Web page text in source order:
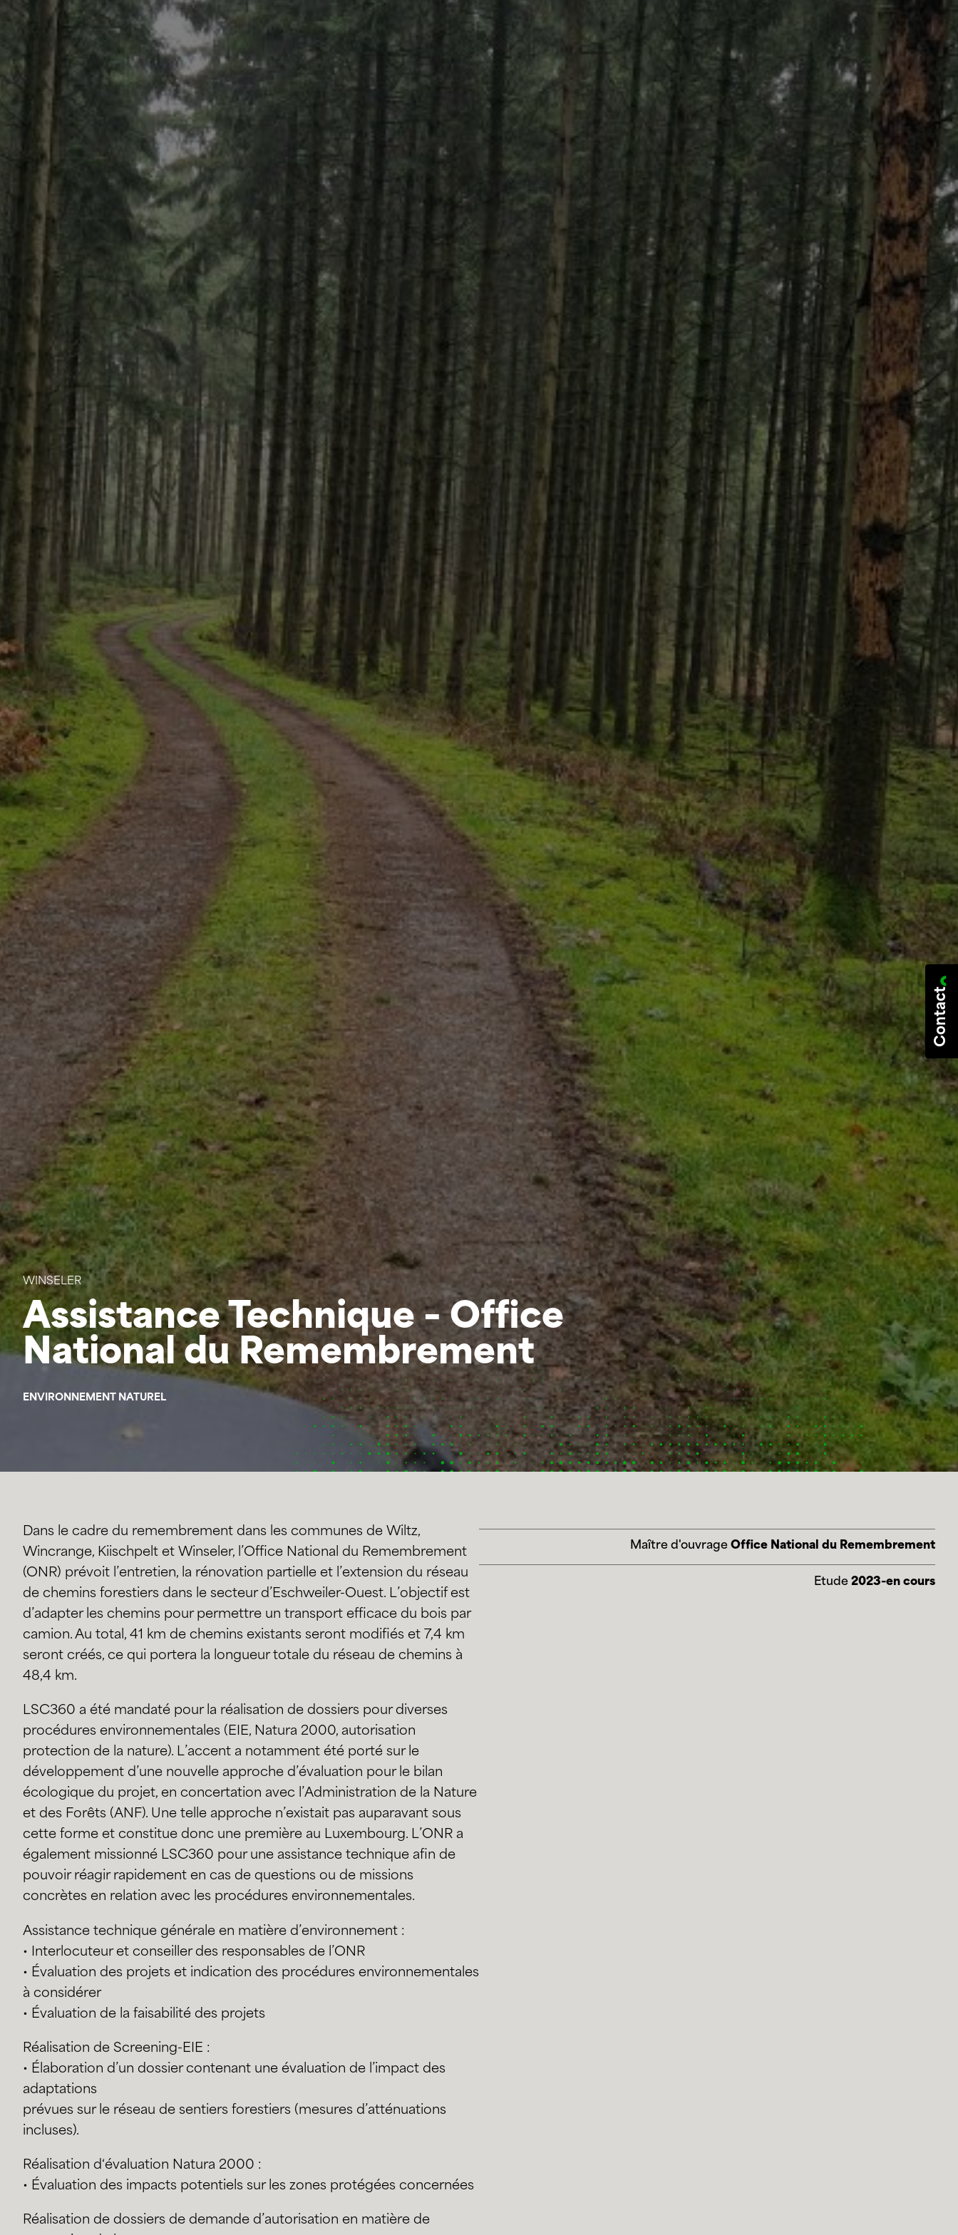
Contact
WINSELER
Assistance Technique – Office
National du Remembrement
ENVIRONNEMENT NATUREL
Dans le cadre du remembrement dans les communes de Wiltz,
Wincrange, Kiischpelt et Winseler, l’Office National du Remembrement
(ONR) prévoit l’entretien, la rénovation partielle et l’extension du réseau
de chemins forestiers dans le secteur d’Eschweiler-Ouest. L’objectif est
d’adapter les chemins pour permettre un transport efficace du bois par
camion. Au total, 41 km de chemins existants seront modifiés et 7,4 km
seront créés, ce qui portera la longueur totale du réseau de chemins à
48,4 km.
LSC360 a été mandaté pour la réalisation de dossiers pour diverses
procédures environnementales (EIE, Natura 2000, autorisation
protection de la nature). L’accent a notamment été porté sur le
développement d’une nouvelle approche d’évaluation pour le bilan
écologique du projet, en concertation avec l’Administration de la Nature
et des Forêts (ANF). Une telle approche n’existait pas auparavant sous
cette forme et constitue donc une première au Luxembourg. L’ONR a
également missionné LSC360 pour une assistance technique afin de
pouvoir réagir rapidement en cas de questions ou de missions
concrètes en relation avec les procédures environnementales.
Assistance technique générale en matière d’environnement :
• Interlocuteur et conseiller des responsables de l’ONR
• Évaluation des projets et indication des procédures environnementales
à considérer
• Évaluation de la faisabilité des projets
Réalisation de Screening-EIE :
• Élaboration d’un dossier contenant une évaluation de l’impact des
adaptations
prévues sur le réseau de sentiers forestiers (mesures d’atténuations
incluses).
Réalisation d‘évaluation Natura 2000 :
• Évaluation des impacts potentiels sur les zones protégées concernées
Réalisation de dossiers de demande d’autorisation en matière de
Maître d'ouvrage Office National du Remembrement
Etude 2023-en cours